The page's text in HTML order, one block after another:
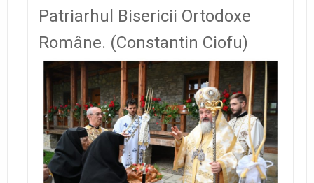
Patriarhul Bisericii Ortodoxe
Române. (Constantin Ciofu)